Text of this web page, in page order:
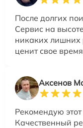
После долгих
Сервис на
никаких лишних
ценит свое
Аксенов
Рекомендую
Качественный